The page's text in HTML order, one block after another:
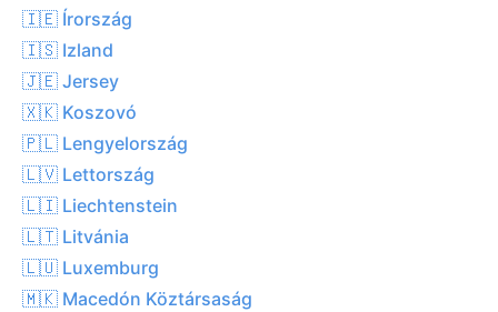
🇮🇪 Írország
🇮🇸 Izland
🇯🇪 Jersey
🇽🇰 Koszovó
🇵🇱 Lengyelország
🇱🇻 Lettország
🇱🇮 Liechtenstein
🇱🇹 Litvánia
🇱🇺 Luxemburg
🇲🇰 Macedón Köztársaság